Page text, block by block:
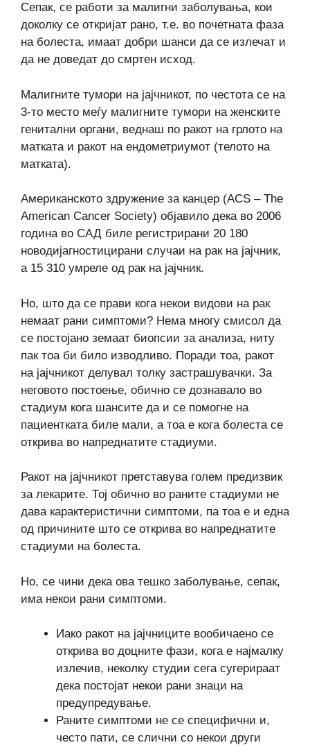
Сепак, се работи за малигни заболувања, кои
доколку се откријат рано, т.е. во почетната фаза
на болеста, имаат добри шанси да се излечат и
да не доведат до смртен исход.
Малигните тумори на јајчникот, по честота се на
3-то место меѓу малигните тумори на женските
генитални органи, веднаш по ракот на грлото на
матката и ракот на ендометриумот (телото на
матката).
Американското здружение за канцер (ACS – The
American Cancer Society) објавило дека во 2006
година во САД биле регистрирани 20 180
новодијагностицирани случаи на рак на јајчник,
а 15 310 умреле од рак на јајчник.
Но, што да се прави кога некои видови на рак
немаат рани симптоми? Нема многу смисол да
се постојано земаат биопсии за анализа, ниту
пак тоа би било изводливо. Поради тоа, ракот
на јајчникот делувал толку застрашувачки. За
неговото постоење, обично се дознавало во
стадиум кога шансите да и се помогне на
пациентката биле мали, а тоа е кога болеста се
открива во напреднатите стадиуми.
Ракот на јајчникот претставува голем предизвик
за лекарите. Тој обично во раните стадиуми не
дава карактеристични симптоми, па тоа е и една
од причините што се открива во напреднатите
стадиуми на болеста.
Но, се чини дека ова тешко заболување, сепак,
има некои рани симптоми.
Иако ракот на јајчниците вообичаено се
открива во доцните фази, кога е најмалку
излечив, неколку студии сега сугерираат
дека постојат некои рани знаци на
предупредување.
Раните симптоми не се специфични и,
често пати, се слични со некои други